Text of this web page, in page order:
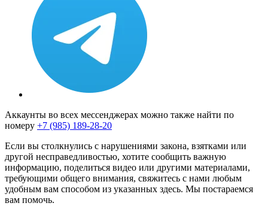
Аккаунты во всех мессенджерах можно также найти по
номеру +7 (985) 189-28-20
Если вы столкнулись с нарушениями закона, взятками или
другой несправедливостью, хотите сообщить важную
информацию, поделиться видео или другими материалами,
требующими общего внимания, свяжитесь с нами любым
удобным вам способом из указанных здесь. Мы постараемся
вам помочь.